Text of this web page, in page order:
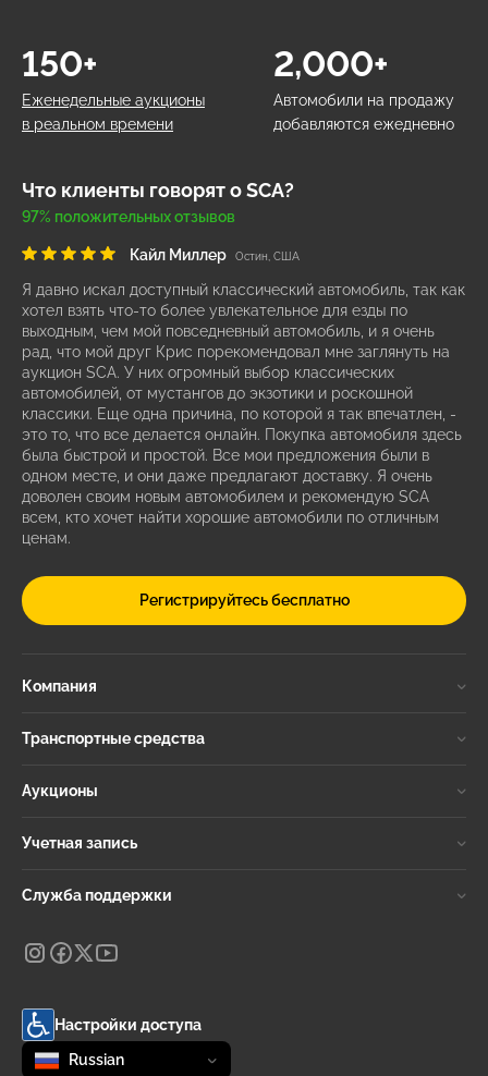
Еженедельные аукционы
в реальном времени
150+
Автомобили на продажу
добавляются ежедневно
2,000+
Что клиенты говорят о SCA?
97% положительных отзывов
Кайл Миллер Остин, США
Я давно искал доступный классический автомобиль, так как
хотел взять что-то более увлекательное для езды по
выходным, чем мой повседневный автомобиль, и я очень
рад, что мой друг Крис порекомендовал мне заглянуть на
аукцион SCA. У них огромный выбор классических
автомобилей, от мустангов до экзотики и роскошной
классики. Еще одна причина, по которой я так впечатлен, -
это то, что все делается онлайн. Покупка автомобиля здесь
была быстрой и простой. Все мои предложения были в
одном месте, и они даже предлагают доставку. Я очень
доволен своим новым автомобилем и рекомендую SCA
всем, кто хочет найти хорошие автомобили по отличным
ценам.
Регистрируйтесь бесплатно
Компания
Транспортные средства
Аукционы
Учетная запись
Служба поддержки
Настройки доступа
Change language
selected
Russian